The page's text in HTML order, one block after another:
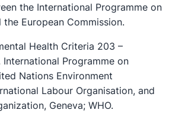
the International Programme on
European Commission.
Health Criteria 203 –
Programme on
Nations Environment
Labour Organisation, and
Geneva; WHO.